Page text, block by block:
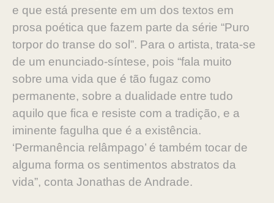
e que está presente em um dos textos em
prosa poética que fazem parte da série “Puro
torpor do transe do sol”. Para o artista, trata-se
de um enunciado-síntese, pois “fala muito
sobre uma vida que é tão fugaz como
permanente, sobre a dualidade entre tudo
aquilo que fica e resiste com a tradição, e a
iminente fagulha que é a existência.
‘Permanência relâmpago’ é também tocar de
alguma forma os sentimentos abstratos da
vida”, conta Jonathas de Andrade.